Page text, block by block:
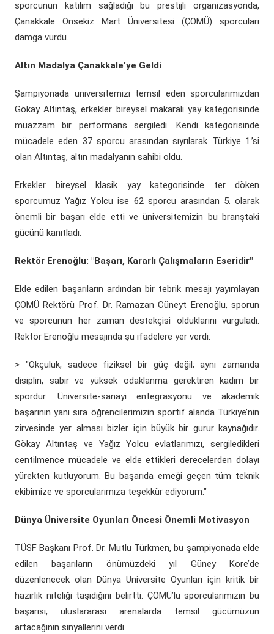
sporcunun katılım sağladığı bu prestijli organizasyonda,
Çanakkale Onsekiz Mart Üniversitesi (ÇOMÜ) sporcuları
damga vurdu.
Altın Madalya Çanakkale’ye Geldi
Şampiyonada üniversitemizi temsil eden sporcularımızdan
Gökay Altıntaş, erkekler bireysel makaralı yay kategorisinde
muazzam bir performans sergiledi. Kendi kategorisinde
mücadele eden 37 sporcu arasından sıyrılarak Türkiye 1.’si
olan Altıntaş, altın madalyanın sahibi oldu.
Erkekler bireysel klasik yay kategorisinde ter döken
sporcumuz Yağız Yolcu ise 62 sporcu arasından 5. olarak
önemli bir başarı elde etti ve üniversitemizin bu branştaki
gücünü kanıtladı.
Rektör Erenoğlu: "Başarı, Kararlı Çalışmaların Eseridir"
Elde edilen başarıların ardından bir tebrik mesajı yayımlayan
ÇOMÜ Rektörü Prof. Dr. Ramazan Cüneyt Erenoğlu, sporun
ve sporcunun her zaman destekçisi olduklarını vurguladı.
Rektör Erenoğlu mesajında şu ifadelere yer verdi:
> "Okçuluk, sadece fiziksel bir güç değil; aynı zamanda
disiplin, sabır ve yüksek odaklanma gerektiren kadim bir
spordur. Üniversite-sanayi entegrasyonu ve akademik
başarının yanı sıra öğrencilerimizin sportif alanda Türkiye’nin
zirvesinde yer alması bizler için büyük bir gurur kaynağıdır.
Gökay Altıntaş ve Yağız Yolcu evlatlarımızı, sergiledikleri
centilmence mücadele ve elde ettikleri derecelerden dolayı
yürekten kutluyorum. Bu başarıda emeği geçen tüm teknik
ekibimize ve sporcularımıza teşekkür ediyorum."
Dünya Üniversite Oyunları Öncesi Önemli Motivasyon
TÜSF Başkanı Prof. Dr. Mutlu Türkmen, bu şampiyonada elde
edilen başarıların önümüzdeki yıl Güney Kore’de
düzenlenecek olan Dünya Üniversite Oyunları için kritik bir
hazırlık niteliği taşıdığını belirtti. ÇOMÜ’lü sporcularımızın bu
başarısı, uluslararası arenalarda temsil gücümüzün
artacağının sinyallerini verdi.